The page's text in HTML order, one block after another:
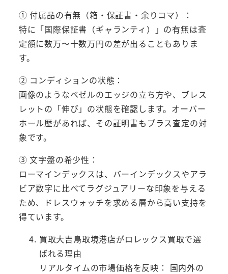
① 付属品の有無（箱・保証書・余りコマ）：
特に「国際保証書（ギャランティ）」の有無は査
定額に数万〜十数万円の差が出ることもありま
す。
② コンディションの状態：
画像のようなベゼルのエッジの立ち方や、ブレス
レットの「伸び」の状態を確認します。オーバー
ホール歴があれば、その証明書もプラス査定の対
象です。
③ 文字盤の希少性：
ローマインデックスは、バーインデックスやアラ
ビア数字に比べてラグジュアリーな印象を与える
ため、ドレスウォッチを求める層から高い支持を
得ています。
買取大吉鳥取境港店がロレックス買取で選
ばれる理由
リアルタイムの市場価格を反映： 国内外の